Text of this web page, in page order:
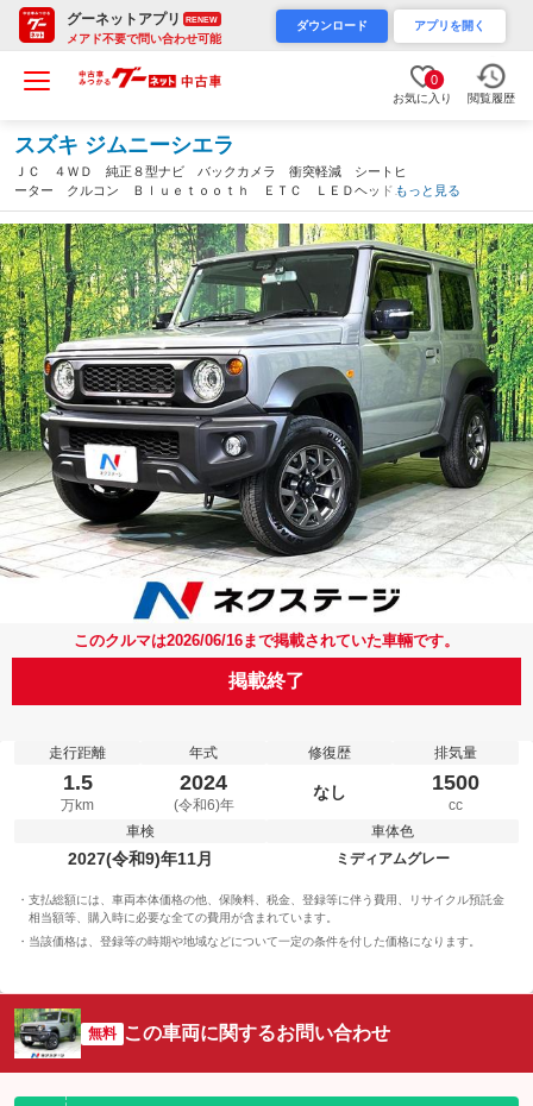
グーネットアプリ RENEW
メアド不要で問い合わせ可能
ダウンロード アプリを開く
0
お気に入り 閲覧履歴
スズキ ジムニーシエラ
ＪＣ ４ＷＤ 純正８型ナビ バックカメラ 衝突軽減 シートヒ
ーター クルコン Ｂｌｕｅｔｏｏｔｈ ＥＴＣ ＬＥＤヘッド
フロントフォグ オートハイビーム オートライト オートエアコ
ン アイドリングストップ（長野県）
もっと見る
このクルマは2026/06/16まで掲載されていた車輛です。
掲載終了
走行距離
1.5
万km
年式
2024
(令和6)年
修復歴
なし
排気量
1500
cc
車検
2027(令和9)年11月
車体色
ミディアムグレー
支払総額には、車両本体価格の他、保険料、税金、登録等に伴う費用、リサイクル預託金
相当額等、購入時に必要な全ての費用が含まれています。
当該価格は、登録等の時期や地域などについて一定の条件を付した価格になります。
無料 この車両に関するお問い合わせ